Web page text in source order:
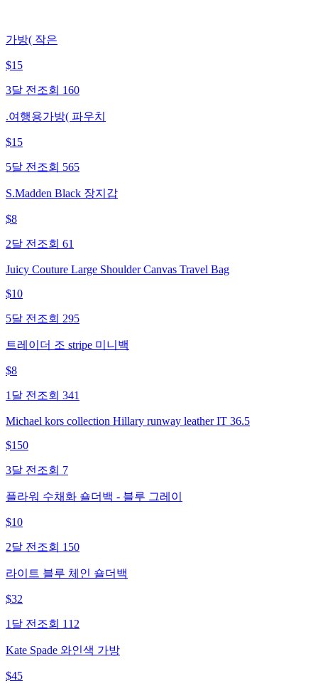
가방( 작은
$15
3달 전 조회 160
.여행용가방( 파우치
$15
5달 전 조회 565
S.Madden Black 장지갑
$8
2달 전 조회 61
Juicy Couture Large Shoulder Canvas Travel Bag
$10
5달 전 조회 295
트레이더 조 stripe 미니백
$8
1달 전 조회 341
Michael kors collection Hillary runway leather IT 36.5
$150
3달 전 조회 7
플라워 수채화 숄더백 - 블루 그레이
$10
2달 전 조회 150
라이트 블루 체인 숄더백
$32
1달 전 조회 112
Kate Spade 와인색 가방
$45